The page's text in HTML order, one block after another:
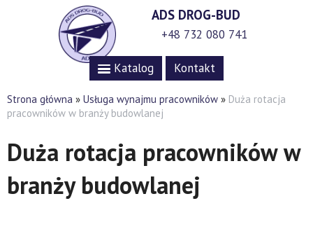
ADS DROG-BUD
+48 732 080 741
Katalog Kontakt
Strona główna » Usługa wynajmu pracowników » Duża rotacja
pracowników w branży budowlanej
Duża rotacja pracowników w
branży budowlanej